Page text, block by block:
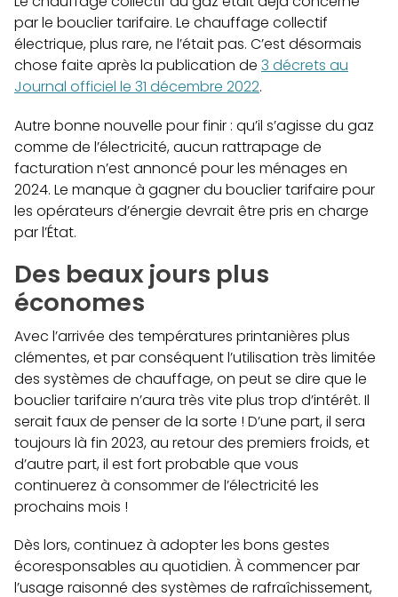
par le bouclier tarifaire. Le chauffage collectif
électrique, plus rare, ne l’était pas. C’est désormais
chose faite après la publication de 3 décrets au
Journal officiel le 31 décembre 2022.
Autre bonne nouvelle pour finir : qu’il s’agisse du gaz
comme de l’électricité, aucun rattrapage de
facturation n’est annoncé pour les ménages en
2024. Le manque à gagner du bouclier tarifaire pour
les opérateurs d’énergie devrait être pris en charge
par l’État.
Des beaux jours plus
économes
Avec l’arrivée des températures printanières plus
clémentes, et par conséquent l’utilisation très limitée
des systèmes de chauffage, on peut se dire que le
bouclier tarifaire n’aura très vite plus trop d’intérêt. Il
serait faux de penser de la sorte ! D’une part, il sera
toujours là fin 2023, au retour des premiers froids, et
d’autre part, il est fort probable que vous
continuerez à consommer de l’électricité les
prochains mois !
Dès lors, continuez à adopter les bons gestes
écoresponsables au quotidien. À commencer par
l’usage raisonné des systèmes de rafraîchissement,